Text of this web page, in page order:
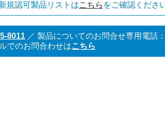
規認可製品リストはこちら をご確認ください
8011 ／ 製品についてのお問合せ専用電話：
でのお問合わせはこちら